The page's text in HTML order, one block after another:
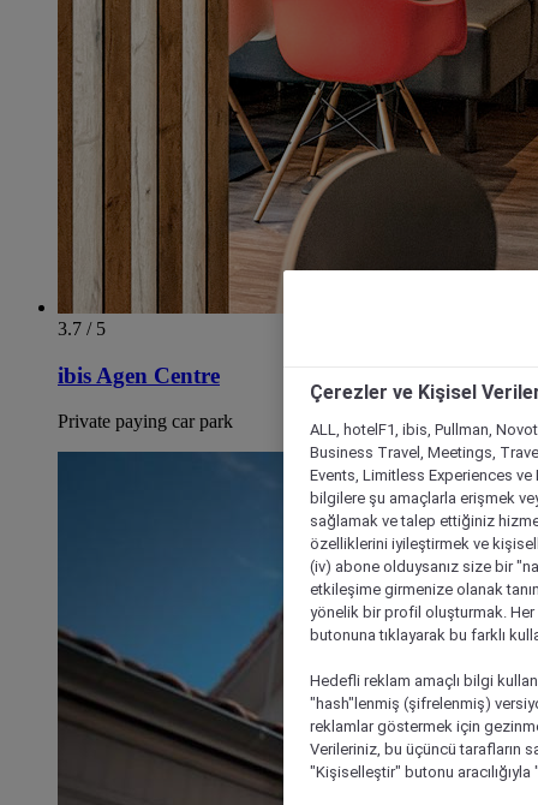
3.7 / 5
ibis Agen Centre
Private paying car park
Çerezler ve Kişisel
ALL, hotelF1, ibis, Pullman,
Business Travel, Meetings,
Events, Limitless Experiences
bilgilere şu amaçlarla erişmek
sağlamak ve talep ettiğiniz
özelliklerini iyileştirmek ve
(iv) abone olduysanız size bir
etkileşime girmenize olanak
yönelik bir profil oluşturmak.
butonuna tıklayarak bu farklı
Hedefli reklam amaçlı bilgi
"hash"lenmiş (şifrelenmiş)
reklamlar göstermek için
Verileriniz, bu üçüncü tarafların
"Kişiselleştir" butonu